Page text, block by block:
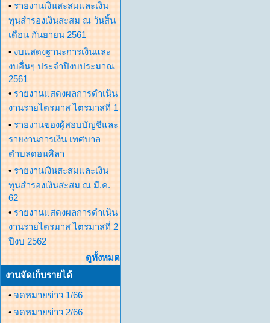
• รายงานเงินสะสมและเงิน
ทุนสำรองเงินสะสม ณ วันสิ้น
เดือน กันยายน 2561
• งบแสดงฐานะการเงินและ
งบอื่นๆ ประจำปีงบประมาณ
2561
• รายงานแสดงผลการดำเนิน
งานรายไตรมาส ไตรมาสที่ 1
• รายงานของผู้สอบบัญชีและ
รายงานการเงิน เทศบาล
ตำบลดอนศิลา
• รายงานเงินสะสมและเงิน
ทุนสำรองเงินสะสม ณ มี.ค.
62
• รายงานแสดงผลการดำเนิน
งานรายไตรมาส ไตรมาสที่ 2
ปีงบ 2562
ดูทั้งหมด
งานจัดเก็บรายได้
• จดหมายข่าว 1/66
• จดหมายข่าว 2/66